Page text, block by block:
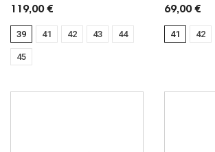
119,00 €
39 41 42 43 44
45
69,00 €
41 42